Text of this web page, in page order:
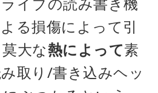
る損傷によって引
大な熱によって素
取り/書き込みヘッ